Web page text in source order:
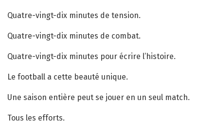
Quatre-vingt-dix minutes de tension.
Quatre-vingt-dix minutes de combat.
Quatre-vingt-dix minutes pour écrire l’histoire.
Le football a cette beauté unique.
Une saison entière peut se jouer en un seul match.
Tous les efforts.